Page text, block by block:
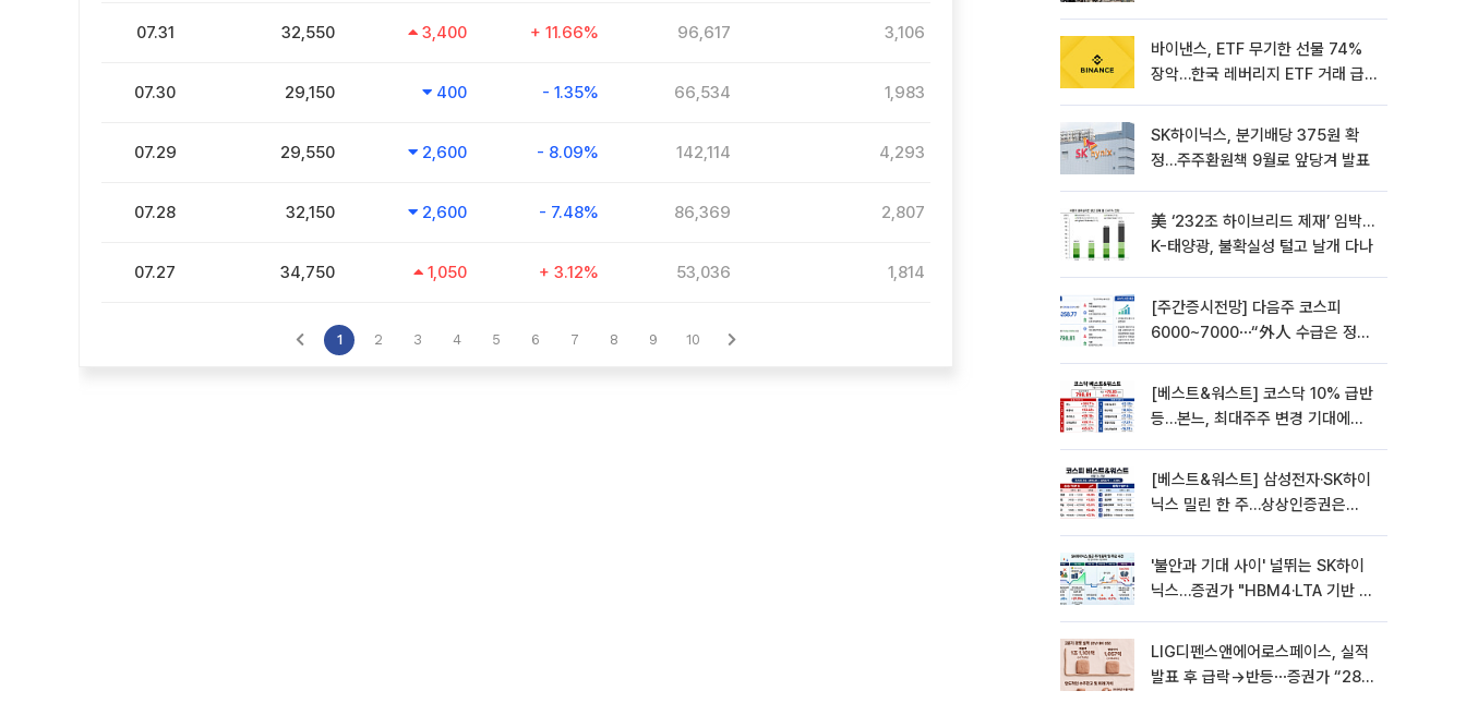
바이낸스, ETF 무기한 선물 74%
장악…한국 레버리지 ETF 거래 급
SK하이닉스, 분기배당 375원 확
정…주주환원책 9월로 앞당겨 발표
美 ‘232조 하이브리드 제재’ 임박…
K-태양광, 불확실성 털고 날개 다나
[주간증시전망] 다음주 코스피
6000~7000⋯“外人 수급은 정책
[베스트&워스트] 코스닥 10% 급반
등…본느, 최대주주 변경 기대에
[베스트&워스트] 삼성전자·SK하이
닉스 밀린 한 주…상상인증권은
'불안과 기대 사이' 널뛰는 SK하이
닉스…증권가 "HBM4·LTA 기반 펀
LIG디펜스앤에어로스페이스, 실적
발표 후 급락→반등⋯증권가 “28년